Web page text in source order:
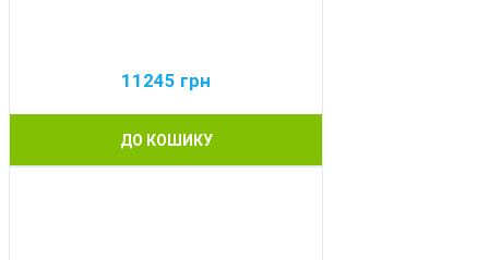
11245 грн
ДО КОШИКУ